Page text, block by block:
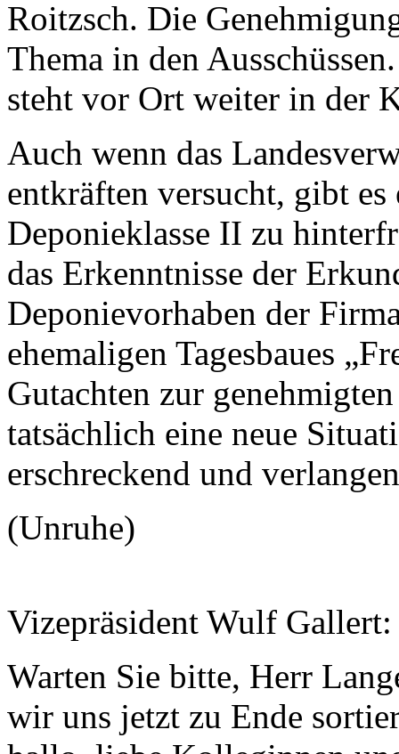
Roitzsch. Die
Thema in den
steht vor Ort weiter in der
Auch wenn das
entkräften versucht, gibt
Deponieklasse II zu
das Erkenntnisse der
Deponievorhaben der
ehemaligen Tagesbaues
Gutachten zur
tatsächlich eine neue
erschreckend und
(Unruhe)
Vizepräsident Wulf Gallert:
Warten Sie bitte, Herr
wir uns jetzt zu Ende